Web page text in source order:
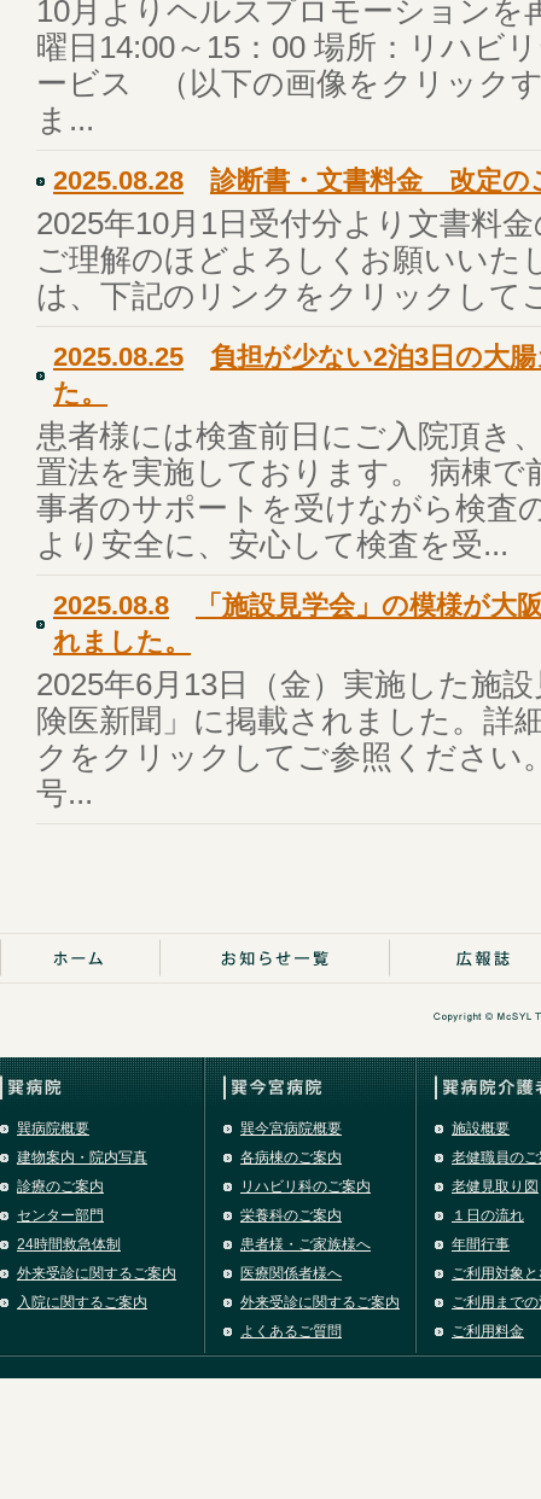
10月よりヘルスプロモーションを
曜日14:00～15：00 場所：リハビ
ービス （以下の画像をクリック
ま...
2025.08.28 診断書・文書料金 改定の
2025年10月1日受付分より文書料
ご理解のほどよろしくお願いい
は、下記のリンクをクリックし
2025.08.25
負担が少ない2泊3日の大
た。
患者様には検査前日にご入院頂き
置法を実施しております。 病棟で
事者のサポートを受けながら検査
より安全に、安心して検査を受...
2025.08.8
「施設見学会」の模様が大
れました。
2025年6月13日（金）実施した施
険医新聞」に掲載されました。詳
クをクリックしてご参照ください
号...
巽病院概要
建物案内・院内写真
診療のご案内
センター部門
24時間救急体制
外来受診に関するご案内
入院に関するご案内
巽今宮病院概要
各病棟のご案内
リハビリ科のご案内
栄養科のご案内
患者様・ご家族様へ
医療関係者様へ
外来受診に関するご案内
よくあるご質問
施設概要
老健職員の
老健見取り図
１日の流れ
年間行事
ご利用対象
ご利用まで
ご利用料金